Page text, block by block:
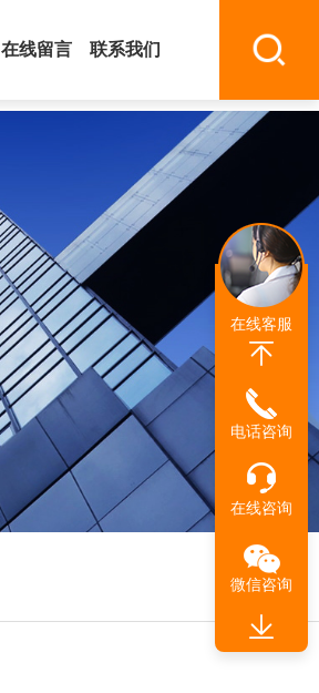
在线留言 联系我们
在线客服
电话咨询
在线咨询
微信咨询